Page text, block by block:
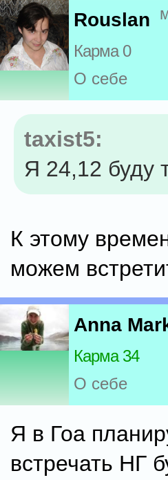
Rouslan
Карма 0
О себе
taxist5:
Я 24,12 буду
К этому
можем
Anna
Карма 34
О себе
Я в Гоа
встречать НГ